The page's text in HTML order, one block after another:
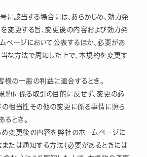
に該当する場合には、あらかじめ、効力発
変更する旨、変更後の内容および効力発
ページにおいて公表するほか、必要があ
な方法で周知した上で、本規約を変更す
の一般の利益に適合するとき。
に係る取引の目的に反せず、変更の必
の相当性その他の変更に係る事情に照ら
るとき。
め変更後の内容を弊社のホームページに
たは通知する方法（必要があるときには